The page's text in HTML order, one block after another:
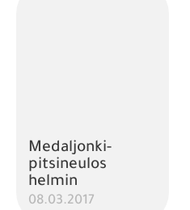
Medaljonki-
pitsineulos
helmin
08.03.2017